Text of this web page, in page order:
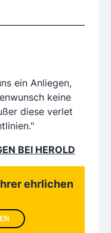
ein Anliegen,
keine
diese verlet
BEI HEROLD
ehrlichen